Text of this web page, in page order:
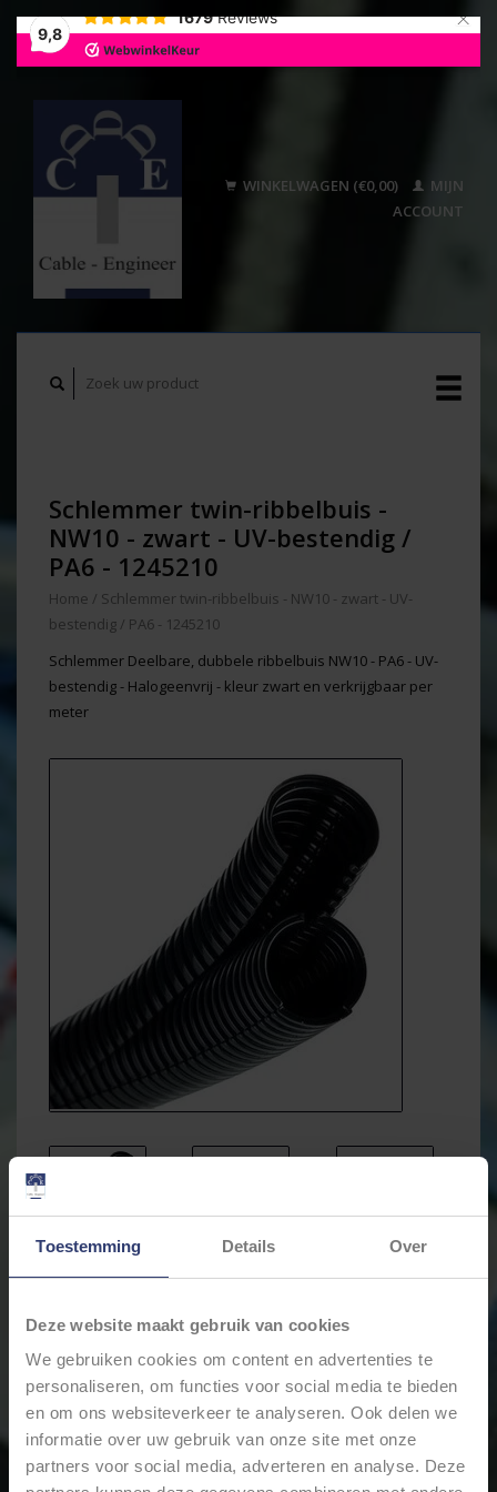
Toestemming Details Over
Deze website maakt gebruik van cookies
We gebruiken cookies om content en advertenties te
personaliseren, om functies voor social media te bieden
en om ons websiteverkeer te analyseren. Ook delen we
informatie over uw gebruik van onze site met onze
partners voor social media, adverteren en analyse. Deze
9,8
1679 Reviews ×
WINKELWAGEN (€0,00)
MIJN
ACCOUNT
Schlemmer twin-ribbelbuis -
NW10 - zwart - UV-bestendig /
PA6 - 1245210
Home / Schlemmer twin-ribbelbuis - NW10 - zwart - UV-
bestendig / PA6 - 1245210
Schlemmer Deelbare, dubbele ribbelbuis NW10 - PA6 - UV-
bestendig - Halogeenvrij - kleur zwart en verkrijgbaar per
meter
€4,78
€3,28